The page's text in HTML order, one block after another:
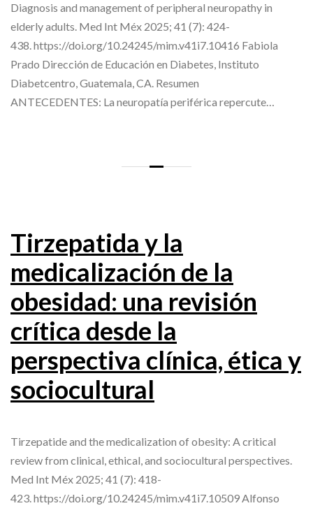
Diagnosis and management of peripheral neuropathy in
elderly adults. Med Int Méx 2025; 41 (7): 424-
438. https://doi.org/10.24245/mim.v41i7.10416 Fabiola
Prado Dirección de Educación en Diabetes, Instituto
Diabetcentro, Guatemala, CA. Resumen
ANTECEDENTES: La neuropatía periférica repercute…
Tirzepatida y la
medicalización de la
obesidad: una revisión
crítica desde la
perspectiva clínica, ética y
sociocultural
Tirzepatide and the medicalization of obesity: A critical
review from clinical, ethical, and sociocultural perspectives.
Med Int Méx 2025; 41 (7): 418-
423. https://doi.org/10.24245/mim.v41i7.10509 Alfonso